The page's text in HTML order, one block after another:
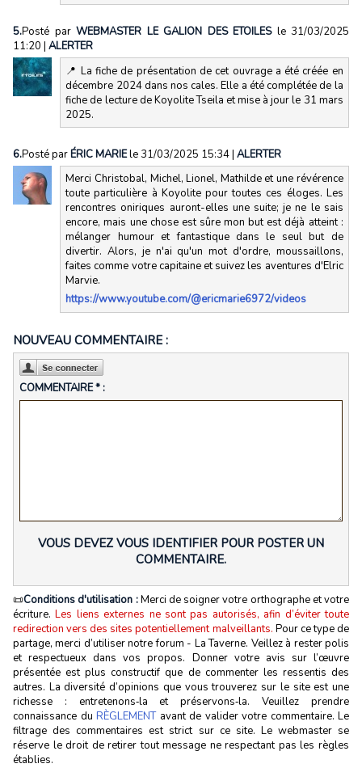
5.Posté par WEBMASTER LE GALION DES ETOILES le 31/03/2025
11:20 | ALERTER
📍 La fiche de présentation de cet ouvrage a été créée en
décembre 2024 dans nos cales. Elle a été complétée de la
fiche de lecture de Koyolite Tseila et mise à jour le 31 mars
2025.
6.Posté parÉRIC MARIEle 31/03/2025 15:34| ALERTER
Merci Christobal, Michel, Lionel, Mathilde et une révérence
toute particulière à Koyolite pour toutes ces éloges. Les
rencontres oniriques auront-elles une suite; je ne le sais
encore, mais une chose est sûre mon but est déjà atteint :
mélanger humour et fantastique dans le seul but de
divertir. Alors, je n'ai qu'un mot d'ordre, moussaillons,
faites comme votre capitaine et suivez les aventures d'Elric
Marvie.
https://www.youtube.com/@ericmarie6972/videos
NOUVEAU COMMENTAIRE :
COMMENTAIRE * :
VOUS DEVEZ VOUS IDENTIFIER POUR POSTER UN
COMMENTAIRE.
📜Conditions d'utilisation :Merci de soigner votre orthographe et votre
écriture.Les liens externes ne sont pas autorisés, afin d’éviter toute
redirection vers des sites potentiellement malveillants. Pour ce type de
partage, merci d’utiliser notre forum - La Taverne. Veillez à rester polis
et respectueux dans vos propos. Donner votre avis sur l’œuvre
présentée est plus constructif que de commenter les ressentis des
autres. La diversité d’opinions que vous trouverez sur le site est une
richesse : entretenons‑la et préservons‑la. Veuillez prendre
connaissance du RÈGLEMENTavant de valider votre commentaire. Le
filtrage des commentaires est strict sur ce site. Le webmaster se
réserve le droit de retirer tout message ne respectant pas les règles
établies.